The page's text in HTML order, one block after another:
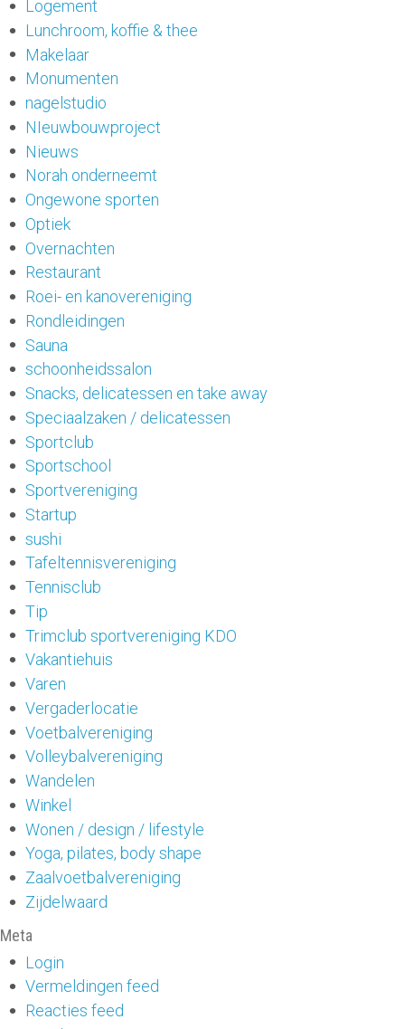
Logement
Lunchroom, koffie & thee
Makelaar
Monumenten
nagelstudio
NIeuwbouwproject
Nieuws
Norah onderneemt
Ongewone sporten
Optiek
Overnachten
Restaurant
Roei- en kanovereniging
Rondleidingen
Sauna
schoonheidssalon
Snacks, delicatessen en take away
Speciaalzaken / delicatessen
Sportclub
Sportschool
Sportvereniging
Startup
sushi
Tafeltennisvereniging
Tennisclub
Tip
Trimclub sportvereniging KDO
Vakantiehuis
Varen
Vergaderlocatie
Voetbalvereniging
Volleybalvereniging
Wandelen
Winkel
Wonen / design / lifestyle
Yoga, pilates, body shape
Zaalvoetbalvereniging
Zijdelwaard
Meta
Login
Vermeldingen feed
Reacties feed